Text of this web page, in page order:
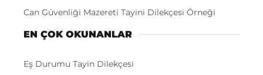
Can Güvenliği Mazereti Tayini Dilekçesi Örneği
EN ÇOK OKUNANLAR
Eş Durumu Tayin Dilekçesi